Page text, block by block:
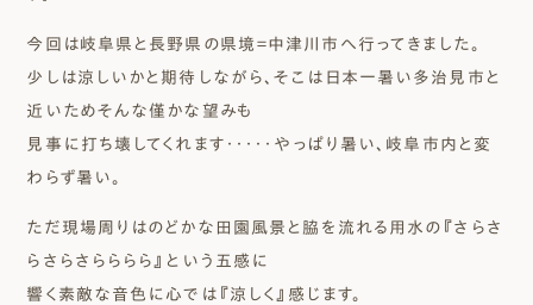
今回は岐阜県と長野県の県境＝中津川市へ行ってきました。
少しは涼しいかと期待しながら、そこは日本一暑い多治見市と
近いためそんな僅かな望みも
見事に打ち壊してくれます・・・・・やっぱり暑い、岐阜市内と変
わらず暑い。
ただ現場周りはのどかな田園風景と脇を流れる用水の『さらさ
らさらさらららら』という五感に
響く素敵な音色に心では『涼しく』感じます。